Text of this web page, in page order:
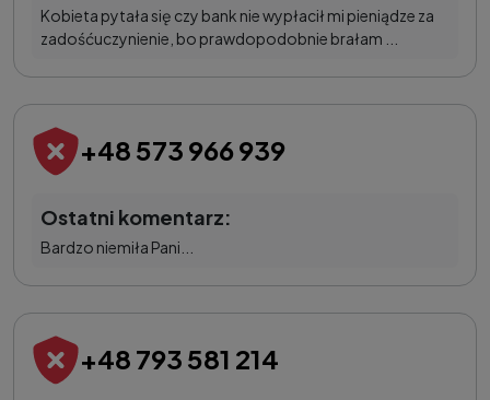
Kobieta pytała się czy bank nie wypłacił mi pieniądze za
zadośćuczynienie, bo prawdopodobnie brałam ...
+48 573 966 939
Ostatni komentarz:
Bardzo niemiła Pani...
+48 793 581 214